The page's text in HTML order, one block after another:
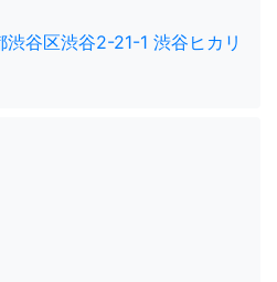
渋谷区渋谷2-21-1 渋谷ヒカリ